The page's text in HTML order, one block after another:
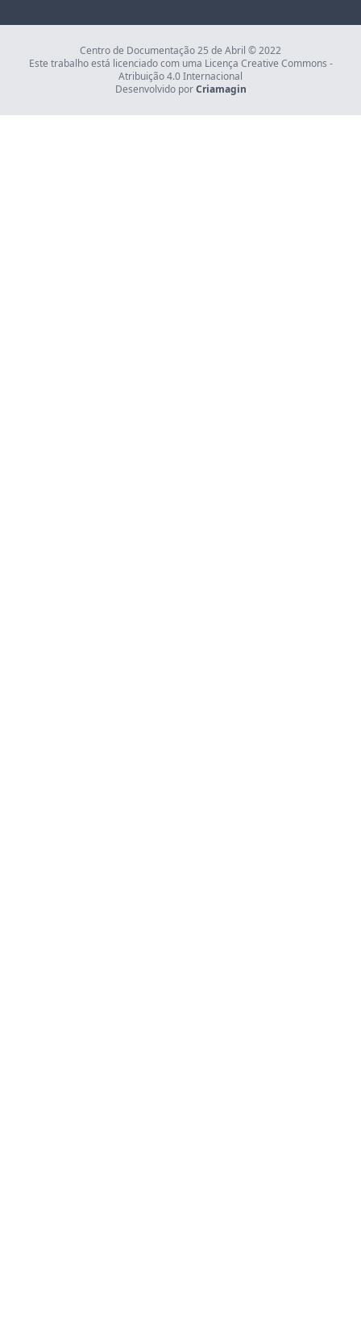
Centro de Documentação 25 de Abril © 2022
Este trabalho está licenciado com uma Licença Creative Commons -
Atribuição 4.0 Internacional
Desenvolvido por Criamagin